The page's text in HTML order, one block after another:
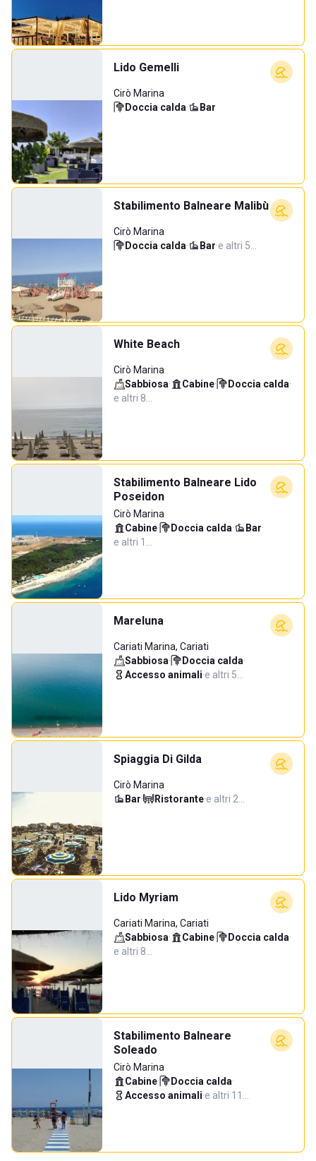
Lido Gemelli
Cirò Marina
Doccia calda· Bar
Stabilimento Balneare Malibù
Cirò Marina
Doccia calda· Bar·e altri 5…
White Beach
Cirò Marina
Sabbiosa· Cabine· Doccia calda·
e altri 8…
Stabilimento Balneare Lido
Poseidon
Cirò Marina
Cabine· Doccia calda· Bar·
e altri 1…
Mareluna
Cariati Marina, Cariati
Sabbiosa· Doccia calda·
Accesso animali·e altri 5…
Spiaggia Di Gilda
Cirò Marina
Bar· Ristorante·e altri 2…
Lido Myriam
Cariati Marina, Cariati
Sabbiosa· Cabine· Doccia calda·
e altri 8…
Stabilimento Balneare
Soleado
Cirò Marina
Cabine· Doccia calda·
Accesso animali·e altri 11…